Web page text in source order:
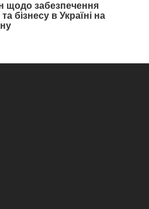
щодо забезпечення
бізнесу в Україні на